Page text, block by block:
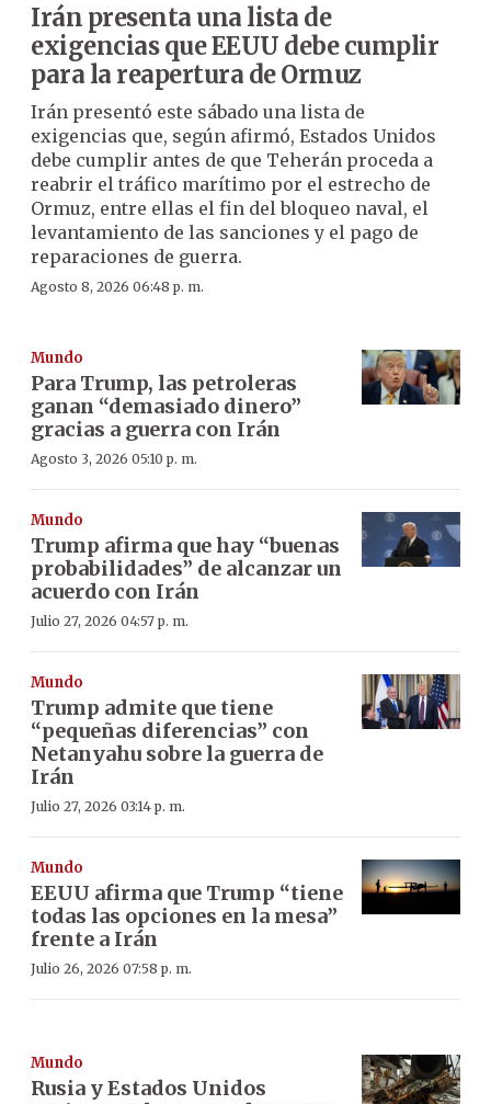
Irán presenta una lista de
exigencias que EEUU debe cumplir
para la reapertura de Ormuz
Irán presentó este sábado una lista de
exigencias que, según afirmó, Estados Unidos
debe cumplir antes de que Teherán proceda a
reabrir el tráfico marítimo por el estrecho de
Ormuz, entre ellas el fin del bloqueo naval, el
levantamiento de las sanciones y el pago de
reparaciones de guerra.
Agosto 8, 2026 06:48 p. m.
Mundo
Para Trump, las petroleras
ganan “demasiado dinero”
gracias a guerra con Irán
Agosto 3, 2026 05:10 p. m.
Mundo
Trump afirma que hay “buenas
probabilidades” de alcanzar un
acuerdo con Irán
Julio 27, 2026 04:57 p. m.
Mundo
Trump admite que tiene
“pequeñas diferencias” con
Netanyahu sobre la guerra de
Irán
Julio 27, 2026 03:14 p. m.
Mundo
EEUU afirma que Trump “tiene
todas las opciones en la mesa”
frente a Irán
Julio 26, 2026 07:58 p. m.
Mundo
Rusia y Estados Unidos